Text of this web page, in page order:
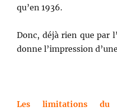
qu’en 1936.
Donc, déjà rien que par
donne l’impression
Les limitations